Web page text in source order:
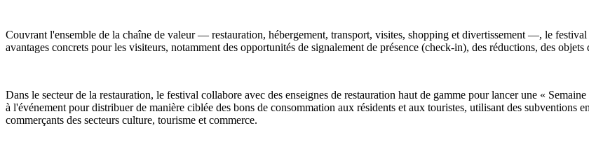
Couvrant l'ensemble de la chaîne de valeur — restauration, hébergement, transport, visites, shopping et divertissement —, le festival
avantages concrets pour les visiteurs, notamment des opportunités de signalement de présence (check-in), des réductions, des
Dans le secteur de la restauration, le festival collabore avec des enseignes de restauration haut de gamme pour lancer une «
à l'événement pour distribuer de manière ciblée des bons de consommation aux résidents et aux touristes, utilisant des subventions
commerçants des secteurs culture, tourisme et commerce.